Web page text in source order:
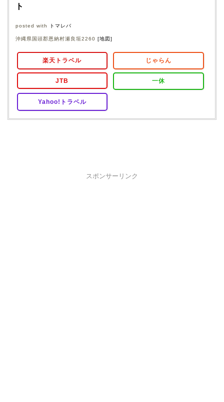
ト
posted with トマレバ
沖縄県国頭郡恩納村瀬良垣2260 [地図]
楽天トラベル じゃらん
JTB 一休
Yahoo!トラベル
スポンサーリンク